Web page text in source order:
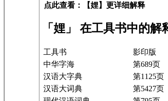
点此查看：【娌】更详细解释
「娌」 在工具书中的解
工具书 影印版
中华字海
第689页
汉语大字典
第1125页
汉语大词典
第5427页